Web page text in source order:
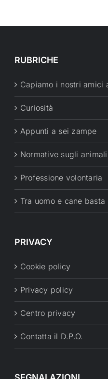
RUBRICHE
Capiamo i nostri amici
Curiosità
Appunti a sei zampe
Normative sugli animali
Professione volontaria
Tra uomo e cane
PRIVACY
Cookie policy
Privacy policy
Centro privacy
Contatta il D.P.O.